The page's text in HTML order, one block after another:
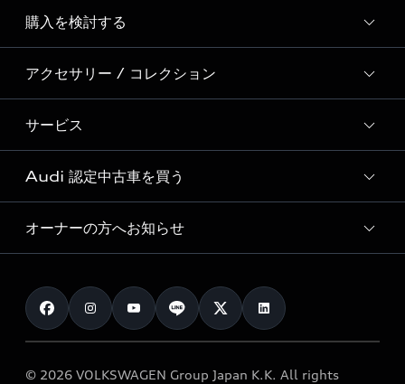
Story of Progress
Audi Sport
Formula 1®
デジタルサービス
ディーラー検索
新車在庫検索
試乗車・展示車検索
見積り依頼
試乗予約
購入を検討する
モデル一覧
特別仕様モデル / 限定モデル
e-tronラインアップ
価格シミュレーション
車両比較
カタログ一覧
アクセサリー / コレクション
純正アクセサリー
オンラインショップ
Audi collection
アウディナビアプリ
サービス
サービス入庫予約
サービスプログラム
メンテナンス
車検 / 定期点検
e-tronアフターサポート
Audi 認定中古車を買う
Audi認定中古車
クオリティ
保証
メンテナンス
オーナーの方へお知らせ
お知らせ
オーナー様向けキャンペーン
© 2026 VOLKSWAGEN Group Japan K.K. All rights